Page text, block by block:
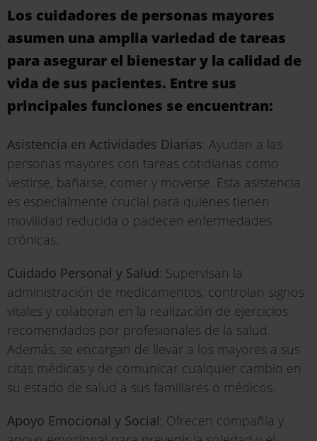
Los cuidadores de personas mayores
asumen una amplia variedad de tareas
para asegurar el bienestar y la calidad de
vida de sus pacientes. Entre sus
principales funciones se encuentran:
Asistencia en Actividades Diarias: Ayudan a las
personas mayores con tareas cotidianas como
vestirse, bañarse, comer y moverse. Esta asistencia
es especialmente crucial para quienes tienen
movilidad reducida o padecen enfermedades
crónicas.
Cuidado Personal y Salud: Supervisan la
administración de medicamentos, controlan signos
vitales y colaboran en la realización de ejercicios
recomendados por profesionales de la salud.
Además, se encargan de llevar a los mayores a sus
citas médicas y de comunicar cualquier cambio en
su estado de salud a sus familiares o médicos.
Apoyo Emocional y Social: Ofrecen compañía y